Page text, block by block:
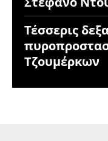
Τέσσερις
Τζουμέρκων